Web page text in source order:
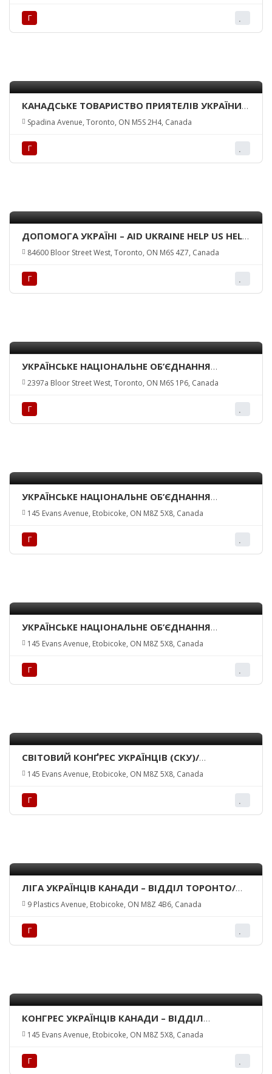
Г
КАНАДСЬКЕ ТОВАРИСТВО ПРИЯТЕЛІВ УКРАЇНИ –
ВІДДІЛ ТОРОНТО/CANADIAN FRIENDS OF
UKRAINE – TORONTO BRANCH
Spadina Avenue, Toronto, ON M5S 2H4, Canada
Г
ДОПОМОГА УКРАЇНІ – AID UKRAINE HELP US HELP
THE CHILDREN
84600 Bloor Street West, Toronto, ON M6S 4Z7, Canada
Г
УКРАЇНСЬКЕ НАЦІОНАЛЬНЕ ОБ’ЄДНАННЯ
КАНАДИ – ТОРОНТО-ЗАХІД/ UKR. NATIONAL
FEDERATION OF CANADA INC. – TORONTO-WEST
2397a Bloor Street West, Toronto, ON M6S 1P6, Canada
Г
УКРАЇНСЬКЕ НАЦІОНАЛЬНЕ ОБ’ЄДНАННЯ
КАНАДИ – ТОРОНТО-МІСТО/ UKR. NATIONAL
FEDERATION OF CANADA INC. – TORONTO
BRANCH
145 Evans Avenue, Etobicoke, ON M8Z 5X8, Canada
Г
УКРАЇНСЬКЕ НАЦІОНАЛЬНЕ ОБ’ЄДНАННЯ
КАНАДИ – КРАЙОВА УПРАВА/ UKRAINIAN
NATIONAL FEDERATION OF CANADA INC. –
NATIONAL EXECUTIVE
145 Evans Avenue, Etobicoke, ON M8Z 5X8, Canada
Г
СВІТОВИЙ КОНҐРЕС УКРАЇНЦІВ (СКУ)/
UKRAINIAN WORLD CONGRESS (UWC)
145 Evans Avenue, Etobicoke, ON M8Z 5X8, Canada
Г
ЛІГА УКРАЇНЦІВ КАНАДИ – ВІДДІЛ ТОРОНТО/
LEAGUE OF UKRAINIAN CANADIANS – TORONTO
9 Plastics Avenue, Etobicoke, ON M8Z 4B6, Canada
Г
КОНГРЕС УКРАЇНЦІВ КАНАДИ – ВІДДІЛ
ТОРОНТО/UKRAINIAN-CANADIAN CONGRESS
TORONTO BRANCH
145 Evans Avenue, Etobicoke, ON M8Z 5X8, Canada
Г